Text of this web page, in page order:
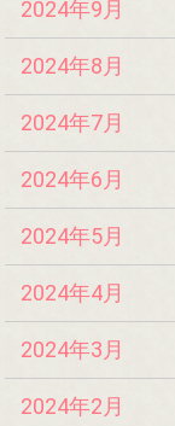
2024年9月
2024年8月
2024年7月
2024年6月
2024年5月
2024年4月
2024年3月
2024年2月